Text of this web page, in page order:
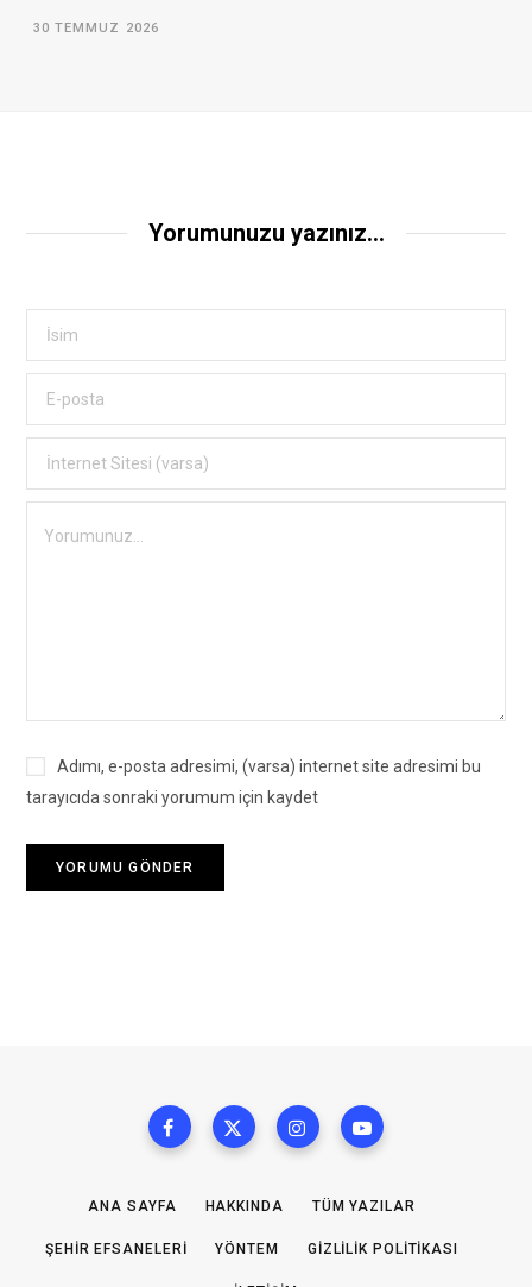
30 TEMMUZ 2026
Yorumunuzu yazınız...
Adımı, e-posta adresimi, (varsa) internet site adresimi bu
tarayıcıda sonraki yorumum için kaydet
ANA SAYFA HAKKINDA TÜM YAZILAR
ŞEHIR EFSANELERI YÖNTEM GIZLILIK POLITIKASI